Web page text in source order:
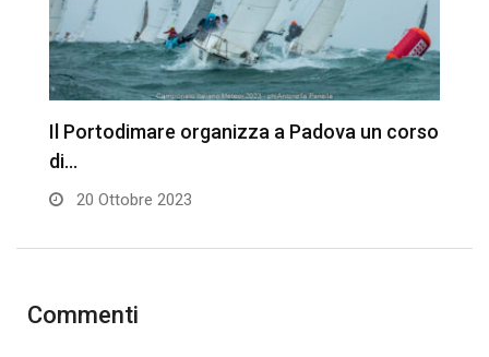
Il Portodimare organizza a Padova un corso
di…
20 Ottobre 2023
Commenti